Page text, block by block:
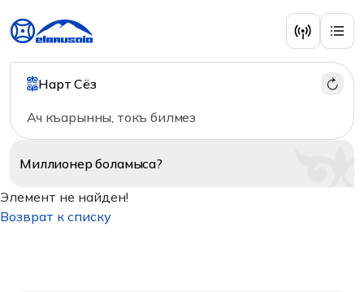
Нарт Сёз
Ач къарынны, токъ билмез
Миллионерболамыса?
Элемент не найден!
Возврат к списку